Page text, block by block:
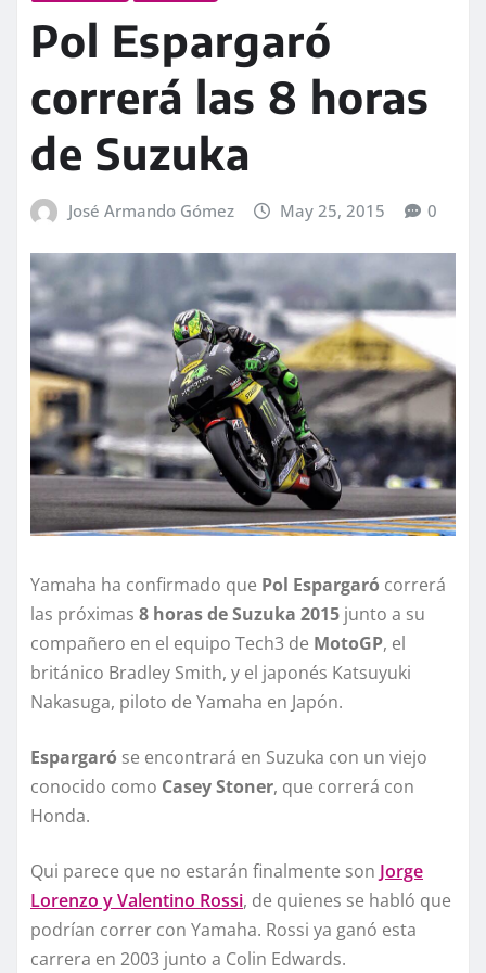
Pol Espargaró
correrá las 8 horas
de Suzuka
José Armando Gómez May 25, 2015 0
Yamaha ha confirmado que Pol Espargaró correrá
las próximas 8 horas de Suzuka 2015 junto a su
compañero en el equipo Tech3 de MotoGP, el
británico Bradley Smith, y el japonés Katsuyuki
Nakasuga, piloto de Yamaha en Japón.
Espargaró se encontrará en Suzuka con un viejo
conocido como Casey Stoner, que correrá con
Honda.
Qui parece que no estarán finalmente son Jorge
Lorenzo y Valentino Rossi, de quienes se habló que
podrían correr con Yamaha. Rossi ya ganó esta
carrera en 2003 junto a Colin Edwards.